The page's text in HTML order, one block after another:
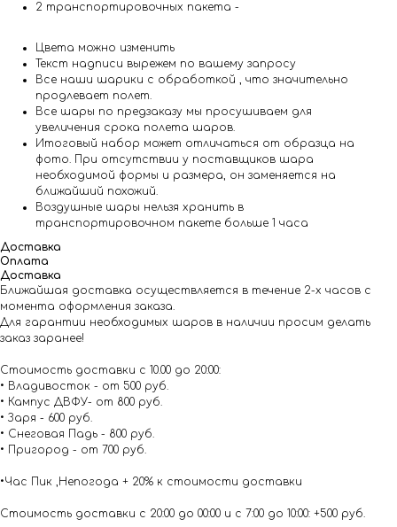
2 транспортировочных пакета -
Цвета можно изменить
Текст надписи вырежем по вашему запросу
Все наши шарики с обработкой , что значительно
продлевает полет.
Все шары по предзаказу мы просушиваем для
увеличения срока полета шаров.
Итоговый набор может отличаться от образца на
фото. При отсутствии у поставщиков шара
необходимой формы и размера, он заменяется на
ближайший похожий.
Воздушные шары нельзя хранить в
транспортировочном пакете больше 1 часа
Доставка
Оплата
Доставка
Ближайшая доставка осуществляется в течение 2-х часов с
момента оформления заказа.
Для гарантии необходимых шаров в наличии просим делать
заказ заранее!
Стоимость доставки с 10.00 до 20:00:
• Владивосток - от 500 руб.
• Кампус ДВФУ- от 800 руб.
• Заря - 600 руб.
• Снеговая Падь - 800 руб.
• Пригород - от 700 руб.
•Час Пик ,Непогода + 20% к стоимости доставки
Стоимость доставки с 20:00 до 00:00 и с 7:00 до 10:00: +500 руб.